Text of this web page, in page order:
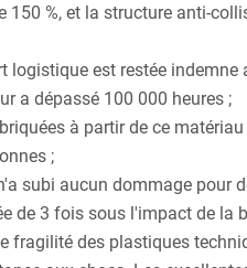
%, et la structure anti-
est restée indemne
a dépassé 100 000 heures ;
à partir de ce
;
subi aucun dommage pour
de 3 fois sous l'impact de la
fragilité des plastiques